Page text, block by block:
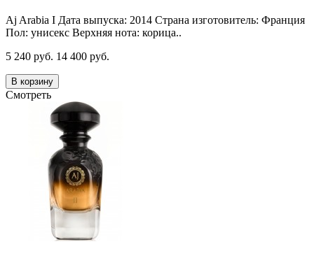
Aj Arabia I Дата выпуска: 2014 Страна изготовитель: Франция
Пол: унисекс Верхняя нота: корица..
5 240 руб. 14 400 руб.
В корзину
Смотреть